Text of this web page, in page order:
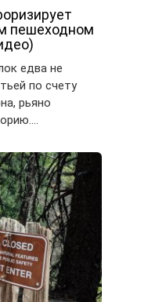
пешеходном
едва не
по счету
рьяно